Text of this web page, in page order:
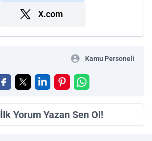
X.com
Kamu Personeli
İlk Yorum Yazan Sen Ol!